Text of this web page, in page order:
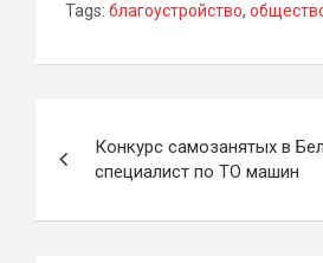
Tags: благоустройство,
по
записям
Конкурс самозанятых в
специалист по ТО машин